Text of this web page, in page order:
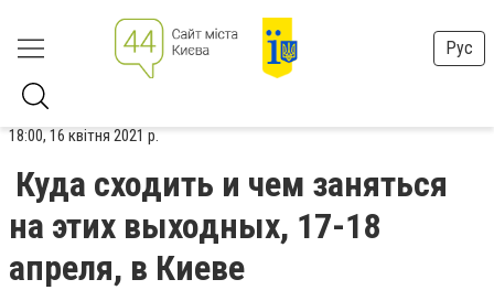
Рус
18:00, 16 квітня 2021 р.
Куда сходить и чем заняться
на этих выходных, 17-18
апреля, в Киеве